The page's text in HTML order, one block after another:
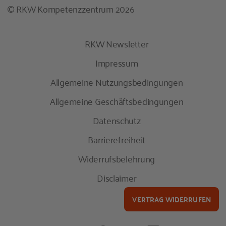
© RKW Kompetenzzentrum 2026
RKW Newsletter
Impressum
Allgemeine Nutzungsbedingungen
Allgemeine Geschäftsbedingungen
Datenschutz
Barrierefreiheit
Widerrufsbelehrung
Disclaimer
VERTRAG WIDERRUFEN